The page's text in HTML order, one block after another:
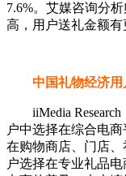
7.6%。艾媒咨询分
高，用户送礼金额有
中国礼物经济用
iiMedia Research
户中选择在综合电
在购物商店、门店、
户选择在专业礼品